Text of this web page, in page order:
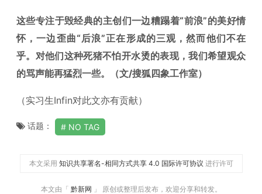
这些专注于毁经典的主创们一边糟蹋着“前浪”的美好情
怀，一边歪曲“后浪”正在形成的三观，然而他们不在
乎。对他们这种死猪不怕开水烫的表现，我们希望观众
的骂声能再猛烈一些。（文/搜狐四象工作室）
（实习生Infin对此文亦有贡献）
话题： NO TAG
本文采用 知识共享署名-相同方式共享 4.0 国际许可协议 进行许可
本文由「 黔新网 」 原创或整理后发布，欢迎分享和转发。